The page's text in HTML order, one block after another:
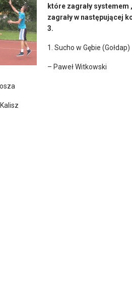
które zagrały systemem
zagrały w następującej
3.
1. Sucho w Gębie (Gołdap)
– Paweł Witkowski